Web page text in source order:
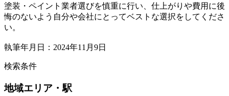
塗装・ペイント業者選びを慎重に行い、仕上がりや費用に後
悔のないよう自分や会社にとってベストな選択をしてくださ
い。
執筆年月日：2024年11月9日
検索条件
地域エリア・駅